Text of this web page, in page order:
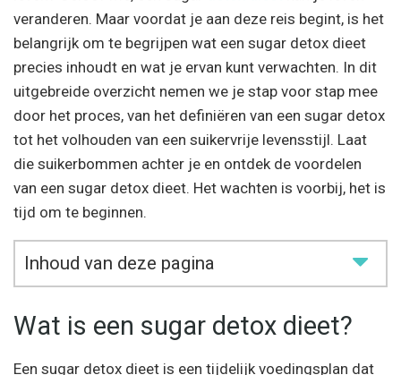
veranderen. Maar voordat je aan deze reis begint, is het
belangrijk om te begrijpen wat een sugar detox dieet
precies inhoudt en wat je ervan kunt verwachten. In dit
uitgebreide overzicht nemen we je stap voor stap mee
door het proces, van het definiëren van een sugar detox
tot het volhouden van een suikervrije levensstijl. Laat
die suikerbommen achter je en ontdek de voordelen
van een sugar detox dieet. Het wachten is voorbij, het is
tijd om te beginnen.
Inhoud van deze pagina
Wat is een sugar detox dieet?
Een sugar detox dieet is een tijdelijk voedingsplan dat